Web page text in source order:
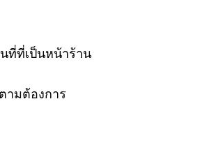
ที่ที่เป็นหน้าร้าน
ามต้องการ